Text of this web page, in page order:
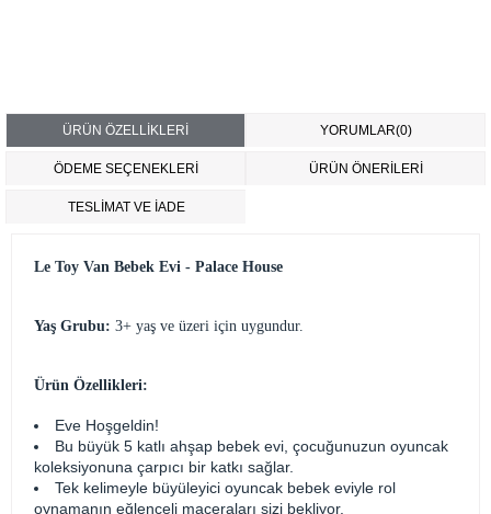
ÜRÜN ÖZELLIKLERI YORUMLAR(0)
ÖDEME SEÇENEKLERI ÜRÜN ÖNERILERI
TESLİMAT VE İADE
Le Toy Van Bebek Evi - Palace House
Yaş Grubu: 3+ yaş ve üzeri için uygundur.
Ürün Özellikleri:
Eve Hoşgeldin!
Bu büyük 5 katlı ahşap bebek evi, çocuğunuzun oyuncak
koleksiyonuna çarpıcı bir katkı sağlar.
Tek kelimeyle büyüleyici oyuncak bebek eviyle rol
oynamanın eğlenceli maceraları sizi bekliyor.